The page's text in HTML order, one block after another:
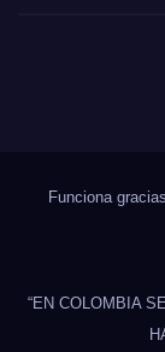
Funciona
“EN COLOMBIA